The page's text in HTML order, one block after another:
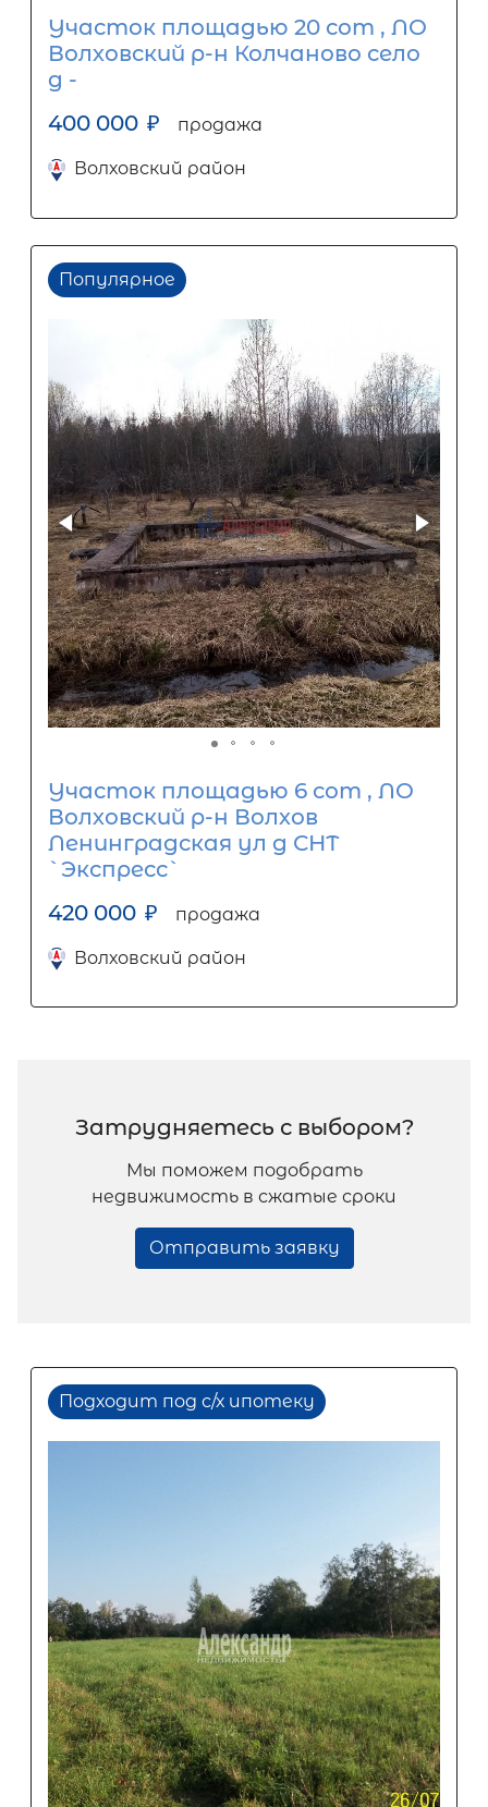
Участок площадью 20 сот , ЛО
Волховский р-н Колчаново село
д -
400 000 ₽ продажа
Волховский район
Популярное
Участок площадью 6 сот , ЛО
Волховский р-н Волхов
Ленинградская ул д СНТ
`Экспресс`
420 000 ₽ продажа
Волховский район
Затрудняетесь с выбором?
Мы поможем подобрать
недвижимость в сжатые сроки
Отправить заявку
Подходит под с/х ипотеку